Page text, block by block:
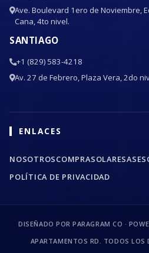
Ave. Boulevard 1ero de Noviembre,
Cana, 4to nivel.
SANTIAGO
+1 (829) 583-4218
Av. 27 de Febrero, Plaza Vera, 2do
ENLACES
NOSOTROSCOMPRASOLARES
POLÍTICA DE PRIVACIDAD
DISEÑADO POR PARAGRAM CO ·
APARTAMENTOS RD. TODOS LOS